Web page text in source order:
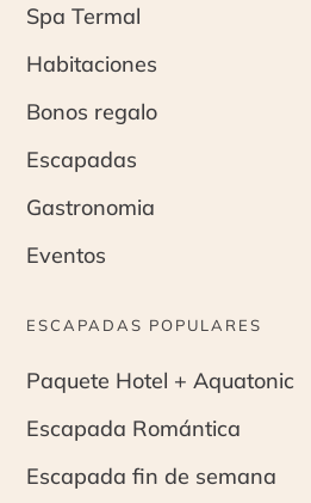
Spa Termal
Habitaciones
Bonos regalo
Escapadas
Gastronomia
Eventos
ESCAPADAS POPULARES
Paquete Hotel + Aquatonic
Escapada Romántica
Escapada fin de semana